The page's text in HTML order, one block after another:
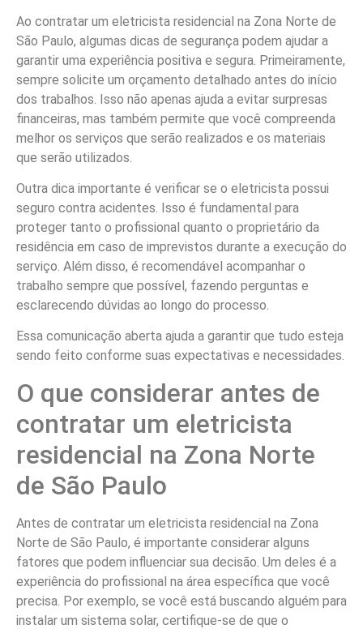
Ao contratar um eletricista residencial na Zona Norte de
São Paulo, algumas dicas de segurança podem ajudar a
garantir uma experiência positiva e segura. Primeiramente,
sempre solicite um orçamento detalhado antes do início
dos trabalhos. Isso não apenas ajuda a evitar surpresas
financeiras, mas também permite que você compreenda
melhor os serviços que serão realizados e os materiais
que serão utilizados.
Outra dica importante é verificar se o eletricista possui
seguro contra acidentes. Isso é fundamental para
proteger tanto o profissional quanto o proprietário da
residência em caso de imprevistos durante a execução do
serviço. Além disso, é recomendável acompanhar o
trabalho sempre que possível, fazendo perguntas e
esclarecendo dúvidas ao longo do processo.
Essa comunicação aberta ajuda a garantir que tudo esteja
sendo feito conforme suas expectativas e necessidades.
O que considerar antes de
contratar um eletricista
residencial na Zona Norte
de São Paulo
Antes de contratar um eletricista residencial na Zona
Norte de São Paulo, é importante considerar alguns
fatores que podem influenciar sua decisão. Um deles é a
experiência do profissional na área específica que você
precisa. Por exemplo, se você está buscando alguém para
instalar um sistema solar, certifique-se de que o